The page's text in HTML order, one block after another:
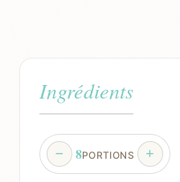
Ingrédients
8PORTIONS